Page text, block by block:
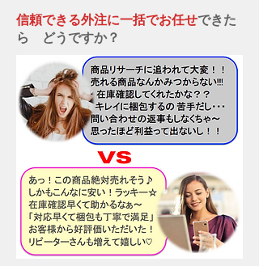
信頼できる外注に一括でお任せできた
ら どうですか？